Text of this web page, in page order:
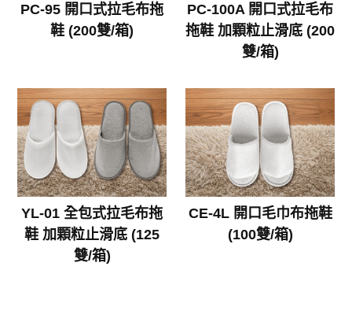
PC-95 開口式拉毛布拖
鞋 (200雙/箱)
PC-100A 開口式拉毛布
拖鞋 加顆粒止滑底 (200
雙/箱)
YL-01 全包式拉毛布拖
鞋 加顆粒止滑底 (125
雙/箱)
CE-4L 開口毛巾布拖鞋
(100雙/箱)